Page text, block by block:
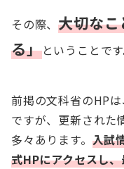
その際、大切な
る」ということです
前掲の文科省のHP
ですが、更新された
多々あります。 入試
式HPにアクセスし